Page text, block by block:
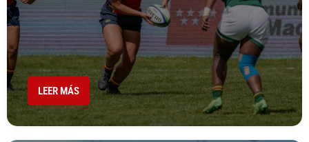
LEER MÁS